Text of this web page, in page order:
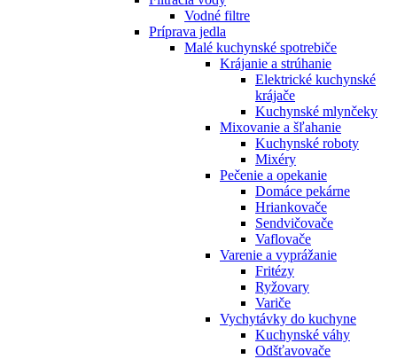
Vodné filtre
Príprava jedla
Malé kuchynské spotrebiče
Krájanie a strúhanie
Elektrické kuchynské
krájače
Kuchynské mlynčeky
Mixovanie a šľahanie
Kuchynské roboty
Mixéry
Pečenie a opekanie
Domáce pekárne
Hriankovače
Sendvičovače
Vaflovače
Varenie a vyprážanie
Fritézy
Ryžovary
Variče
Vychytávky do kuchyne
Kuchynské váhy
Odšťavovače